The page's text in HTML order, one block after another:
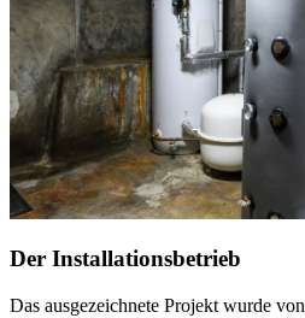
Der Installationsbetrieb
Das ausgezeichnete Projekt wurde von